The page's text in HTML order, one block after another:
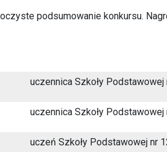
podsumowanie konkursu.
uczennica Szkoły Podstawowej
uczennica Szkoły Podstawowej
uczeń Szkoły Podstawowej nr